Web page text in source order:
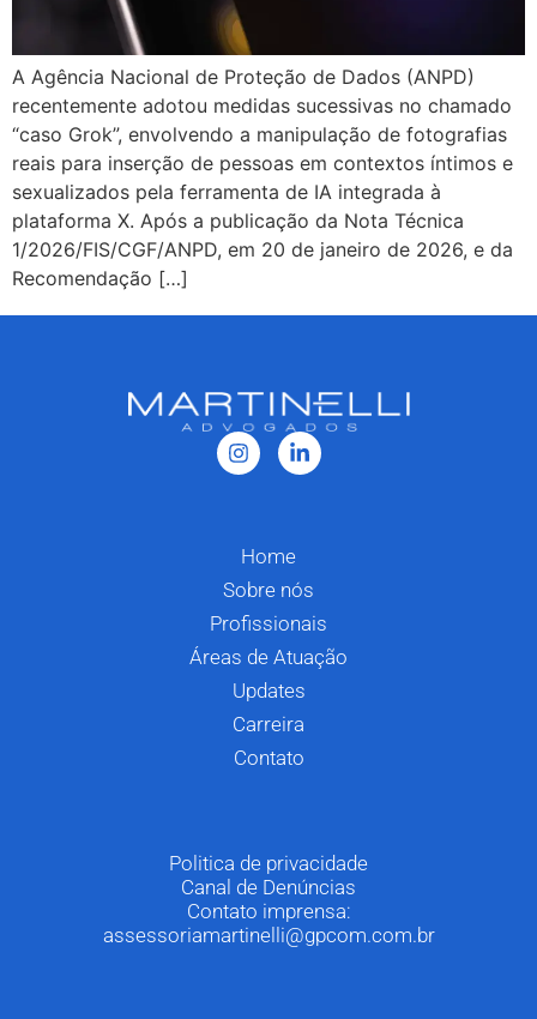
A Agência Nacional de Proteção de Dados (ANPD)
recentemente adotou medidas sucessivas no chamado
“caso Grok”, envolvendo a manipulação de fotografias
reais para inserção de pessoas em contextos íntimos e
sexualizados pela ferramenta de IA integrada à
plataforma X. Após a publicação da Nota Técnica
1/2026/FIS/CGF/ANPD, em 20 de janeiro de 2026, e da
Recomendação […]
Home
Sobre nós
Profissionais
Áreas de Atuação
Updates
Carreira
Contato
Politica de privacidade
Canal de Denúncias
Contato imprensa:
assessoriamartinelli@gpcom.com.br